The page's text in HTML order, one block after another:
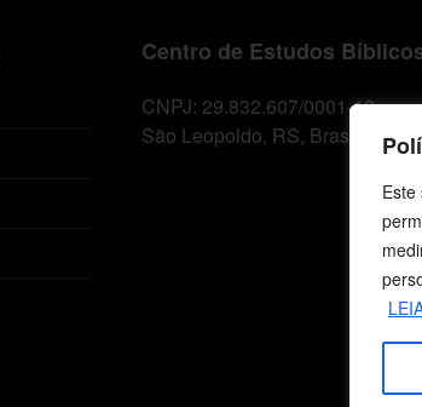
Centro de Estudos
CNPJ: 29.832.607/0001-10
São Leopoldo, RS, Brasil